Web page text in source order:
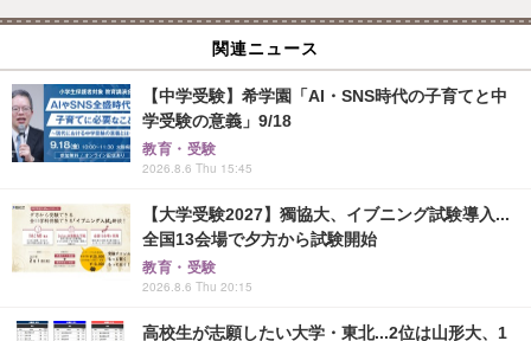
関連ニュース
【中学受験】希学園「AI・SNS時代の子育てと中
学受験の意義」9/18
教育・受験
2026.8.6 Thu 15:45
【大学受験2027】獨協大、イブニング試験導入...
全国13会場で夕方から試験開始
教育・受験
2026.8.6 Thu 20:15
高校生が志願したい大学・東北...2位は山形大、1